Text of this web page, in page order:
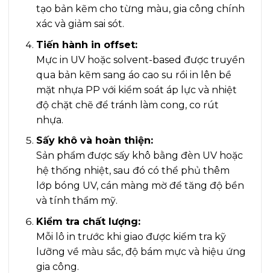
tạo bản kẽm cho từng màu, gia công chính
xác và giảm sai sót.
Tiến hành in offset:
Mực in UV hoặc solvent-based được truyền
qua bản kẽm sang áo cao su rồi in lên bề
mặt nhựa PP với kiểm soát áp lực và nhiệt
độ chặt chẽ để tránh làm cong, co rút
nhựa.
Sấy khô và hoàn thiện:
Sản phẩm được sấy khô bằng đèn UV hoặc
hệ thống nhiệt, sau đó có thể phủ thêm
lớp bóng UV, cán màng mờ để tăng độ bền
và tính thẩm mỹ.
Kiểm tra chất lượng:
Mỗi lô in trước khi giao được kiểm tra kỹ
lưỡng về màu sắc, độ bám mực và hiệu ứng
gia công.